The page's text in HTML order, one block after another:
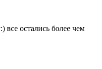
все остались более чем